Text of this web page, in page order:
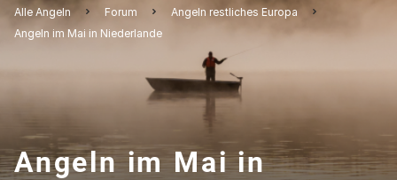
Alle Angeln Forum
Angeln restliches Europa
Angeln im Mai in Niederlande
Angeln im Mai in